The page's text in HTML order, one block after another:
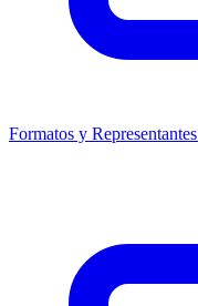
Formatos y Representantes